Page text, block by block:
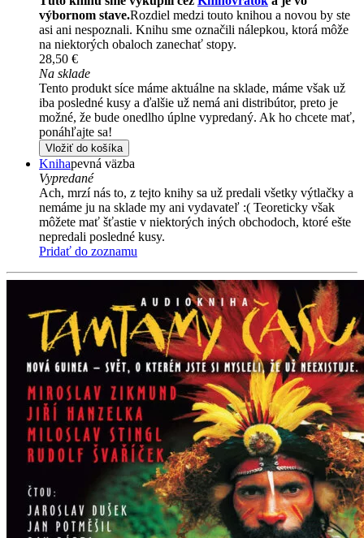
výbornom stave.Rozdiel medzi touto knihou a novou by ste
asi ani nespoznali. Knihu sme označili nálepkou, ktorá môže
na niektorých obaloch zanechať stopy.
28,50 €
Na sklade
Tento produkt síce máme aktuálne na sklade, máme však už
iba posledné kusy a ďalšie už nemá ani distribútor, preto je
možné, že bude onedlho úplne vypredaný. Ak ho chcete mať,
ponáhľajte sa!
Vložiť do košíka
Knihapevná väzba
Vypredané
Ach, mrzí nás to, z tejto knihy sa už predali všetky výtlačky a
nemáme ju na sklade my ani vydavateľ :( Teoreticky však
môžete mať šťastie v niektorých iných obchodoch, ktoré ešte
nepredali posledné kusy.
Pridať do zoznamu